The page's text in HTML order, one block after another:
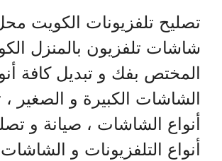
تصليح تلفزيونات الكويت
شاشات تلفزيون بالمنزل
المختص بفك و تبديل كافة
الشاشات الكبيرة و الصغير ،
أنواع الشاشات ، صيانة و
أنواع التلفزيونات و